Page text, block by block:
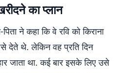
का प्लान
ने कहा कि वे रवि को किराना
देते थे. लेकिन वह प्रति दिन
जाता था. कई बार इसके लिए उसे